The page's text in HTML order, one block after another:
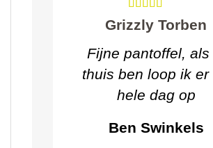
Grizzly Torben
Fijne pantoffel, als
thuis ben loop ik er
hele dag op
Ben Swinkels